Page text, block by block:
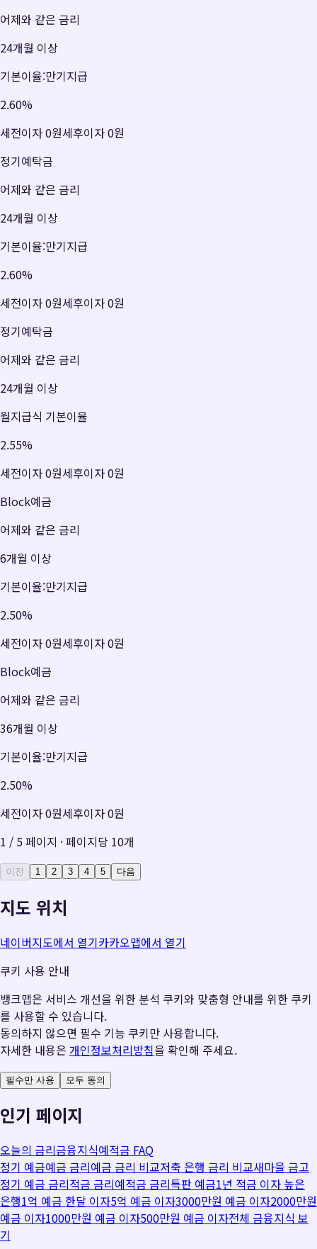
어제와 같은 금리
24개월 이상
기본이율:만기지급
2.60%
세전이자0원세후이자0원
정기예탁금
어제와 같은 금리
24개월 이상
기본이율:만기지급
2.60%
세전이자0원세후이자0원
정기예탁금
어제와 같은 금리
24개월 이상
월지급식 기본이율
2.55%
세전이자0원세후이자0원
Block예금
어제와 같은 금리
6개월 이상
기본이율:만기지급
2.50%
세전이자0원세후이자0원
Block예금
어제와 같은 금리
36개월 이상
기본이율:만기지급
2.50%
세전이자0원세후이자0원
1 / 5페이지 · 페이지당 10개
이전 1 2 3 4 5 다음
지도 위치
네이버지도에서 열기카카오맵에서 열기
쿠키 사용 안내
뱅크맵은 서비스 개선을 위한 분석 쿠키와 맞춤형 안내를 위한 쿠키
를 사용할 수 있습니다.
동의하지 않으면 필수 기능 쿠키만 사용합니다.
자세한 내용은 개인정보처리방침을 확인해 주세요.
필수만 사용 모두 동의
인기 페이지
오늘의 금리금융지식예적금 FAQ
정기 예금예금 금리예금 금리 비교저축 은행 금리 비교새마을 금고
정기 예금 금리적금 금리예적금 금리특판 예금1년 적금 이자 높은
은행1억 예금 한달 이자5억 예금 이자3000만원 예금 이자2000만원
예금 이자1000만원 예금 이자500만원 예금 이자전체 금융지식 보
기